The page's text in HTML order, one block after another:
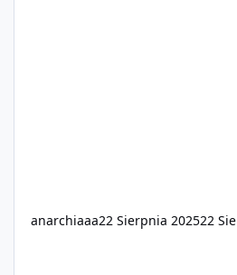
anarchiaaa22 Sierpnia 202522 Sie